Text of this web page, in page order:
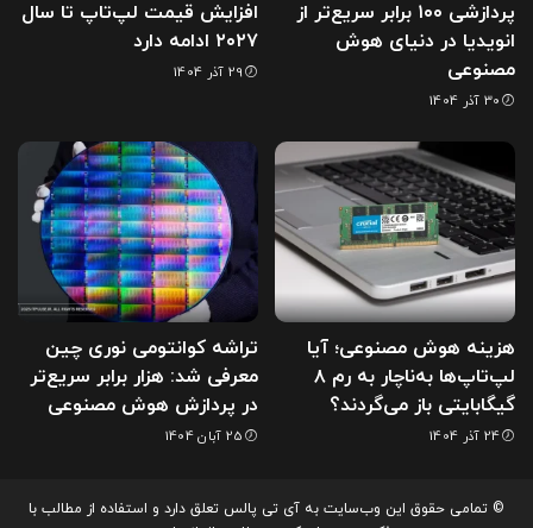
پردازشی ۱۰۰ برابر سریع‌تر از
انویدیا در دنیای هوش
مصنوعی
30 آذر 1404
افزایش قیمت لپ‌تاپ تا سال
۲۰۲۷ ادامه دارد
29 آذر 1404
هزینه هوش مصنوعی؛ آیا
لپ‌تاپ‌ها به‌ناچار به رم ۸
گیگابایتی باز می‌گردند؟
24 آذر 1404
تراشه کوانتومی نوری چین
معرفی شد: هزار برابر سریع‌تر
در پردازش هوش مصنوعی
25 آبان 1404
© تمامی حقوق این وب‌سایت به آی تی پالس تعلق دارد و استفاده از مطالب با